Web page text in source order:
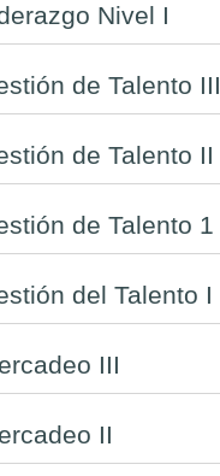
Nivel I
de Talento III
de Talento II
de Talento 1
del Talento I
III
II